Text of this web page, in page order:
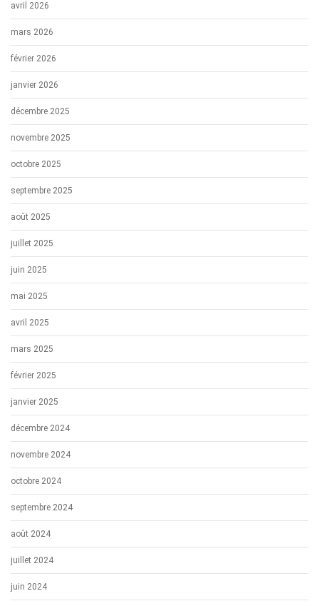
avril 2026
mars 2026
février 2026
janvier 2026
décembre 2025
novembre 2025
octobre 2025
septembre 2025
août 2025
juillet 2025
juin 2025
mai 2025
avril 2025
mars 2025
février 2025
janvier 2025
décembre 2024
novembre 2024
octobre 2024
septembre 2024
août 2024
juillet 2024
juin 2024